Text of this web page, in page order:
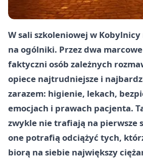
W sali szkoleniowej w Kobylnicy
na ogólniki. Przez dwa
faktyczni osób zależnych
opiece najtrudniejsze i
zarazem: higienie, lekach,
emocjach i prawach pacjenta.
zwykle nie trafiają na pierwsze
one potrafią odciążyć tych,
biorą na siebie największy